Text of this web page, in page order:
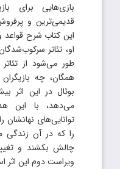
بازی‌هایی برای
قدیمی‌ترین و
این کتاب شرح قواعد
او، تئاتر
طور می‌شود از
همگان، چه بازیگران
می‌دهد، با این
توانایی‌های
را که در آن زندگی
چالش بکشند و
ویراست دوم این اثر